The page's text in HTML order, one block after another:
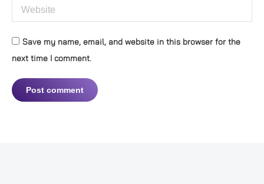
Website
Save my name, email, and website in this browser for the
next time I comment.
Post comment